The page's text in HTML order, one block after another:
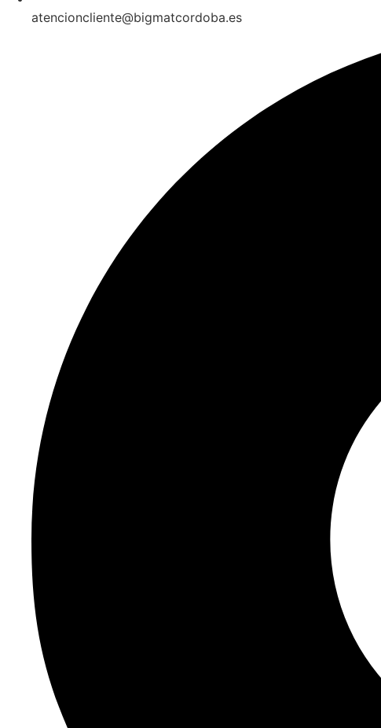
atencioncliente@bigmatcordoba.es